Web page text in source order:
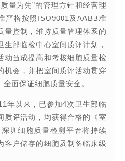
量为先”的管理方针和经营理
严格按照ISO9001及AABB准
量控制，维持质量管理体系的
生部临检中心室间质评计划，
动当成提高和考核细胞质量检
机会，并把室间质评活动贯穿
面保证细胞质量安全。
年以来，已参加4次卫生部临
质评活动，均获得合格的《室
圳细胞质量检测平台将持续
客户储存的细胞及制备临床级